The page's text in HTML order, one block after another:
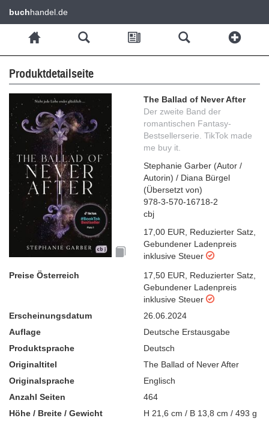
buchhandel.de
Produktdetailseite
The Ballad of Never After
Der zweite Band der
romantischen Fantasy-
Bestsellerserie. TikTok made
me buy it.
Stephanie Garber (Autor /
Autorin) / Diana Bürgel
(Übersetzt von)
978-3-570-16718-2
cbj
17,00 EUR
Reduzierter Satz
Gebundener Ladenpreis
inklusive Steuer
Preise Österreich
17,50 EUR Reduzierter Satz
Gebundener Ladenpreis
inklusive Steuer
Erscheinungsdatum
26.06.2024
Auflage
Deutsche Erstausgabe
Produktsprache
Deutsch
Originaltitel
The Ballad of Never After
Originalsprache
Englisch
Anzahl Seiten
464
Höhe / Breite / Gewicht
H 21,6 cm / B 13,8 cm / 493 g